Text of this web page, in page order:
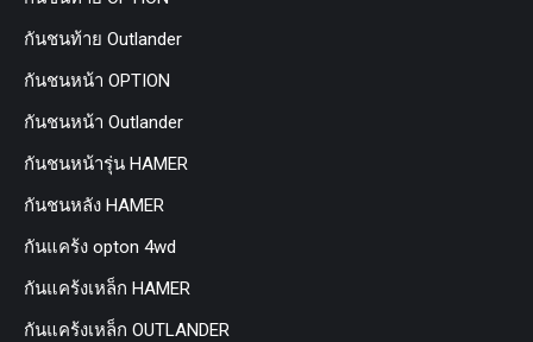
กันชนท้าย Outlander
กันชนหน้า OPTION
กันชนหน้า Outlander
กันชนหน้ารุ่น HAMER
กันชนหลัง HAMER
กันแคร้ง opton 4wd
กันแคร้งเหล็ก HAMER
กันแคร้งเหล็ก OUTLANDER